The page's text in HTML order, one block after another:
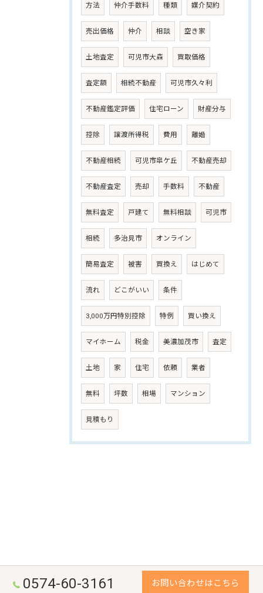
方法 仲介手数料 種類 媒介契約
売出価格 仲介 相談 空き家
土地査定 可児市大森 買取価格
査定額 相続不動産 可児市久々利
不動産鑑定評価 住宅ローン 財産分与
控除 譲渡所得税 費用 離婚
不動産相続 可児市皐ケ丘 不動産売却
不動産査定 売却 手数料 不動産
無料査定 戸建て 無料相談 可児市
相続 多治見市 オンライン
簡易査定 被害 買換え はじめて
流れ どこがいい 条件
3,000万円特別控除 特例 買い換え
マイホーム 税金 美濃加茂市 査定
土地 家 住宅 依頼 業者
無料 坪数 相場 マンション
見積もり
0574-60-3161 お問い合わせはこちら